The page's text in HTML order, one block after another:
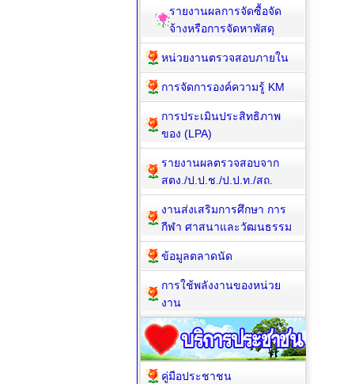
รายงานผลการจัดซื้อจัด
จ้างหรือการจัดหาพัสดุ
หน่วยงานตรวจสอบภายใน
การจัดการองค์ความรู้ KM
การประเมินประสิทธิภาพ
ของ (LPA)
รายงานผลตรวจสอบจาก
สตง./ป.ป.ช./ป.ป.ท./สถ.
งานส่งเสริมการศึกษา การ
กีฬา ศาสนาและวัฒนธรรม
ข้อมูลตลาดนัด
การใช้พลังงานของหน่วย
งาน
คู่มือประชาชน